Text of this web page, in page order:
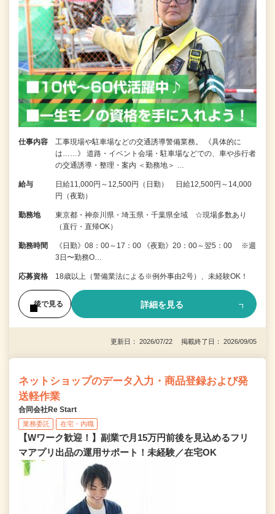
仕事内容
工事現場や駐車場などの交通誘導警備業務。 《具体的に
は……》 道路・イベント会場・駐車場などでの、車や歩行者
の交通誘導・整理・案内 ＜勤務地＞ …
給与
日給11,000円～12,500円（日勤） 日給12,500円～14,000
円（夜勤）
勤務地
東京都・神奈川県・埼玉県・千葉県全域 ☆現場多数あり
（直行・直帰OK）
勤務時間
《日勤》08：00～17：00 《夜勤》20：00～翌5：00 ※週
3日〜勤務O…
応募資格 18歳以上（警備業法による※例外事由2号）、未経験OK！
後で見る 詳細を見る
更新日： 2026/07/22 掲載終了日： 2026/09/05
ネットショップのデータ入力・商品登録および発
送軽作業
合同会社Re Start
業務委託 在宅・内職
【Wワーク歓迎！】副業で月15万円前後を見込めるフリ
マアプリ出品の運用サポート！未経験／在宅OK